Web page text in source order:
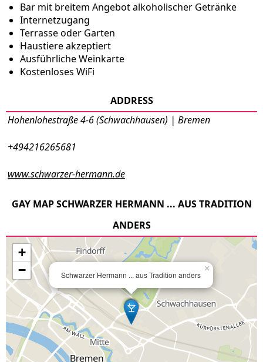
Bar mit breitem Angebot alkoholischer Getränke
Internetzugang
Terrasse oder Garten
Haustiere akzeptiert
Ausführliche Weinkarte
Kostenloses WiFi
ADDRESS
Hohenlohestraße 4-6 (Schwachhausen) | Bremen
+494216265681
www.schwarzer-hermann.de
GAY MAP SCHWARZER HERMANN ... AUS TRADITION
ANDERS
Schwarzer Hermann ... aus Tradition anders
×
+
−